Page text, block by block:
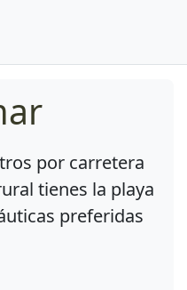
por carretera
tienes la playa
preferidas